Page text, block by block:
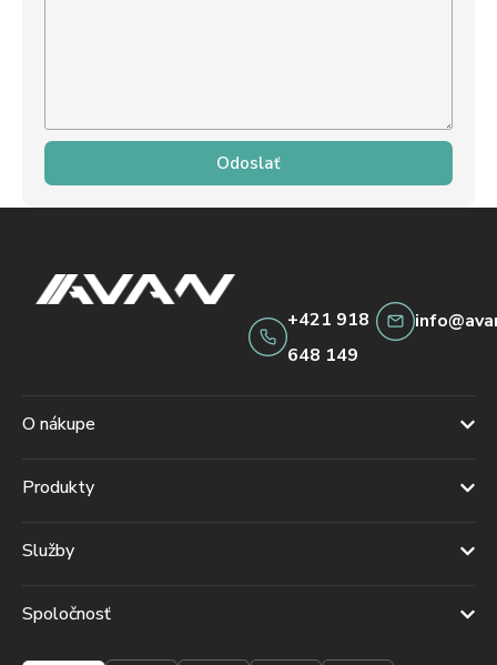
Odoslať
+421 918
648 149
O nákupe
Produkty
Služby
Spoločnosť